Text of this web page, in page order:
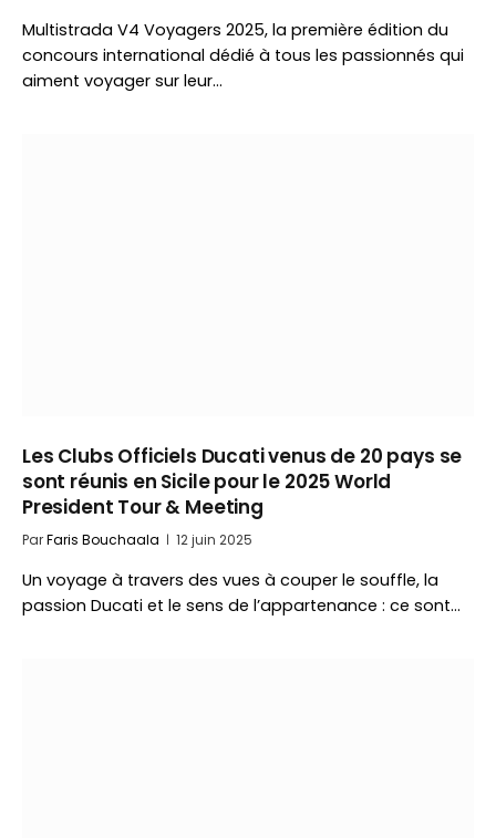
Multistrada V4 Voyagers 2025, la première édition du
concours international dédié à tous les passionnés qui
aiment voyager sur leur…
Les Clubs Officiels Ducati venus de 20 pays se
sont réunis en Sicile pour le 2025 World
President Tour & Meeting
ParFaris Bouchaala 12 juin 2025
Un voyage à travers des vues à couper le souffle, la
passion Ducati et le sens de l’appartenance : ce sont…